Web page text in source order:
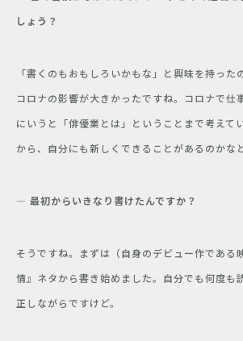
しょう？
「書くのもおもしろいかもな」と興味を持った
コロナの影響が大きかったですね。コロナで仕
にいうと「俳優業とは」ということまで考えて
から、自分にも新しくできることがあるのかな
― 最初からいきなり書けたんですか？
そうですね。まずは（自身のデビュー作である
情』ネタから書き始めました。自分でも何度も
正しながらですけど。